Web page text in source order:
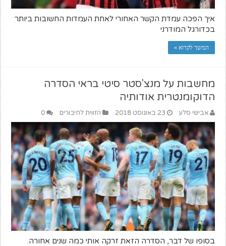
איך הפכה עמדת הקשר האחורי לאחת העמדות החשובות ביותר
בכדורגל המודרני
המשך לקרוא »
מחשבות על מנצ'סטר סיטי בראי הסדרה
הדוקומנטרית אודותיה
אבישי סלע 23 באוגוסט 2018 הזווית לחיבורים 0
בסופו של דבר, הסדרה הזאת זרקה אותי כמה שנים אחורה.